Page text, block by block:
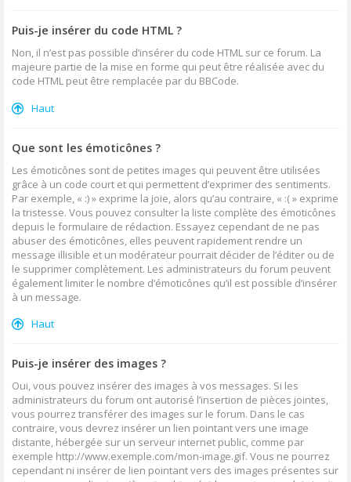
Puis-je insérer du code HTML ?
Non, il n’est pas possible d’insérer du code HTML sur ce forum. La
majeure partie de la mise en forme qui peut être réalisée avec du
code HTML peut être remplacée par du BBCode.
Haut
Que sont les émoticônes ?
Les émoticônes sont de petites images qui peuvent être utilisées
grâce à un code court et qui permettent d’exprimer des sentiments.
Par exemple, « :) » exprime la joie, alors qu’au contraire, « :( » exprime
la tristesse. Vous pouvez consulter la liste complète des émoticônes
depuis le formulaire de rédaction. Essayez cependant de ne pas
abuser des émoticônes, elles peuvent rapidement rendre un
message illisible et un modérateur pourrait décider de l’éditer ou de
le supprimer complètement. Les administrateurs du forum peuvent
également limiter le nombre d’émoticônes qu’il est possible d’insérer
à un message.
Haut
Puis-je insérer des images ?
Oui, vous pouvez insérer des images à vos messages. Si les
administrateurs du forum ont autorisé l’insertion de pièces jointes,
vous pourrez transférer des images sur le forum. Dans le cas
contraire, vous devrez insérer un lien pointant vers une image
distante, hébergée sur un serveur internet public, comme par
exemple http://www.exemple.com/mon-image.gif. Vous ne pourrez
cependant ni insérer de lien pointant vers des images présentes sur